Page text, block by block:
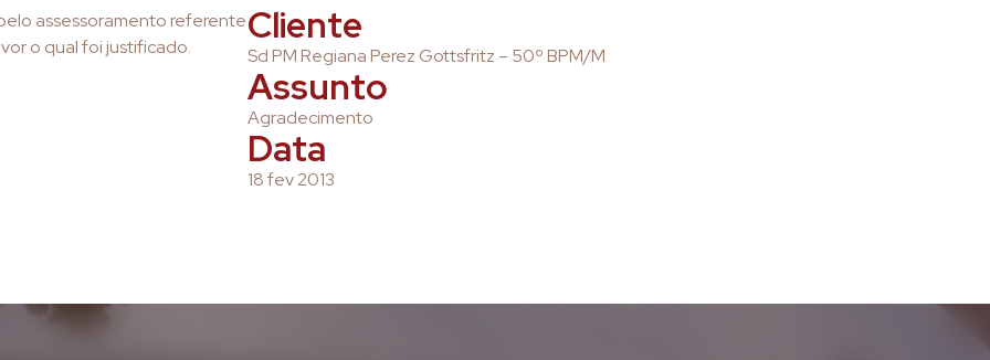
assessoramento referente
o qual foi justificado.
Cliente
Sd PM Regiana Perez Gottsfritz – 50º BPM/M
Assunto
Agradecimento
Data
18 fev 2013